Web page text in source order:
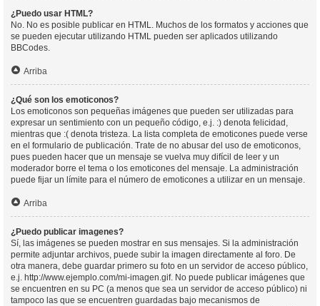
¿Puedo usar HTML?
No. No es posible publicar en HTML. Muchos de los formatos y acciones que
se pueden ejecutar utilizando HTML pueden ser aplicados utilizando
BBCodes.
Arriba
¿Qué son los emoticonos?
Los emoticonos son pequeñas imágenes que pueden ser utilizadas para
expresar un sentimiento con un pequeño código, e.j. :) denota felicidad,
mientras que :( denota tristeza. La lista completa de emoticones puede verse
en el formulario de publicación. Trate de no abusar del uso de emoticonos,
pues pueden hacer que un mensaje se vuelva muy difícil de leer y un
moderador borre el tema o los emoticones del mensaje. La administración
puede fijar un límite para el número de emoticones a utilizar en un mensaje.
Arriba
¿Puedo publicar imagenes?
Sí, las imágenes se pueden mostrar en sus mensajes. Si la administración
permite adjuntar archivos, puede subir la imagen directamente al foro. De
otra manera, debe guardar primero su foto en un servidor de acceso público,
e.j. http://www.ejemplo.com/mi-imagen.gif. No puede publicar imágenes que
se encuentren en su PC (a menos que sea un servidor de acceso público) ni
tampoco las que se encuentren guardadas bajo mecanismos de